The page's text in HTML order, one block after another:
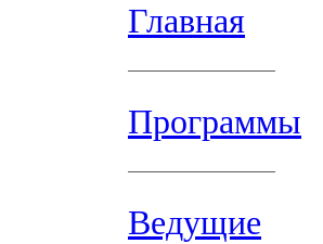
Главная
Программы
Ведущие